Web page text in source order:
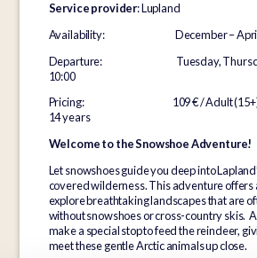
Service provider: Lupland
Availability: December –
Departure: Tuesday, Thursday
10:00
Pricing: 109 € / Adult (15+) ,
14 years
Welcome to the Snowshoe Adventure!
Let snowshoes guide you deep into
covered wilderness. This adventure offers
explore breathtaking landscapes that are
without snowshoes or cross-country skis.
make a special stop to feed the reindeer,
meet these gentle Arctic animals up close.